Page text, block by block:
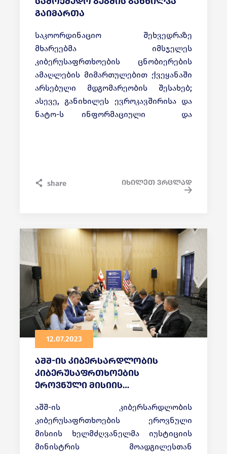
გაიმართა
საკოორდინაციო შეხვედრაზე
მხარეებმა იმსჯელეს
კიბერუსაფრთხოების ცნობიერების
ამაღლების მიმართულებით ქვეყანაში
არსებული მდგომარეობის შესახებ;
ასევე, განიხილეს ევროკავშირისა და
ნატო-ს ინფორმაციული და
დაუჭირონ ციფრული მმართველობის
სააგენტოს კიბერუსაფრთხოების
შესრულების პროცესში.
share იხილეთ ვრცლად
12.07.2023
აშშ-ის კიბერსარდლობის
კიბერუსაფრთხოების
ეროვნული მისიის
მმართველობის სააგენტოს
ეწვია
აშშ-ის კიბერსარდლობის
კიბერუსაფრთხოების ეროვნული
მისიის ხელმძღვანელმა იუსტიციის
მინისტრის მოადგილესთან